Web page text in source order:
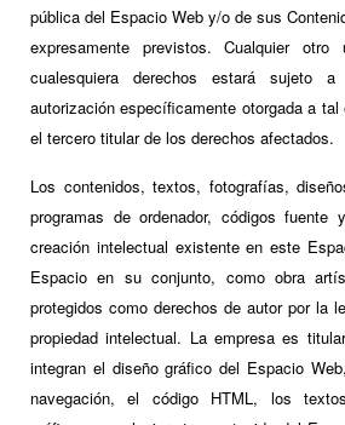
pública del Espacio Web y/o de sus
expresamente previstos. Cualquier
cualesquiera derechos estará sujeto
autorización específicamente otorgada a
el tercero titular de los derechos afectados.
Los contenidos, textos, fotografías,
programas de ordenador, códigos fuente
creación intelectual existente en este
Espacio en su conjunto, como obra
protegidos como derechos de autor por la
propiedad intelectual. La empresa es
integran el diseño gráfico del Espacio
navegación, el código HTML, los